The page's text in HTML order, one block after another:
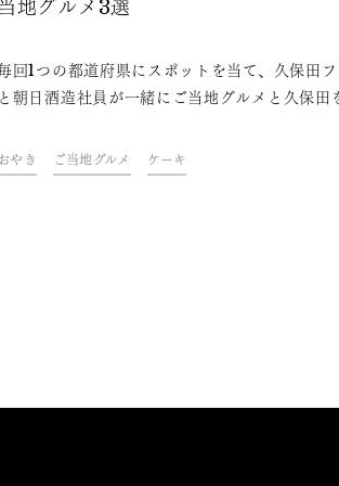
当地グルメ3選
回1つの都道府県にスポットを当て、久保田
と朝日酒造社員が一緒にご当地グルメと久保田
楽しむオンライン飲み会「久保田ご当地グルメ
」。今回は、長野県をテーマに開催しました
やき ご当地グルメ ケーキ